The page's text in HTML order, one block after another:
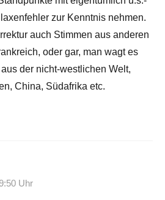
zur Kenntnis nehmen.
auch Stimmen aus anderen
oder gar, man wagt es
der nicht-westlichen Welt,
China, Südafrika etc.
Uhr